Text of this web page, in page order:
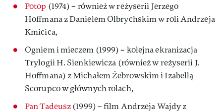
Potop (1974) – również w reżyserii Jerzego
Hoffmana z Danielem Olbrychskim w roli Andrzeja
Kmicica,
Ogniem i mieczem (1999) – kolejna ekranizacja
Trylogii H. Sienkiewicza (również w reżyserii J.
Hoffmana) z Michałem Żebrowskim i Izabellą
Scorupco w głównych rolach,
Pan Tadeusz(1999) – film Andrzeja Wajdy z